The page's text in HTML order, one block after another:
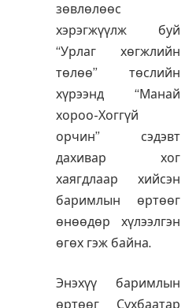
зөвлөлөөс
хэрэгжүүлж буй
“Урлаг хөгжлийн
төлөө” төслийн
хүрээнд “Манай
хороо-Хоггүй
орчин” сэдэвт
дахивар хог
хаягдлаар хийсэн
баримлын өртөөг
өнөөдөр хүлээлгэн
өгөх гэж байна.
Энэхүү баримлын
өртөөг Сүхбаатар